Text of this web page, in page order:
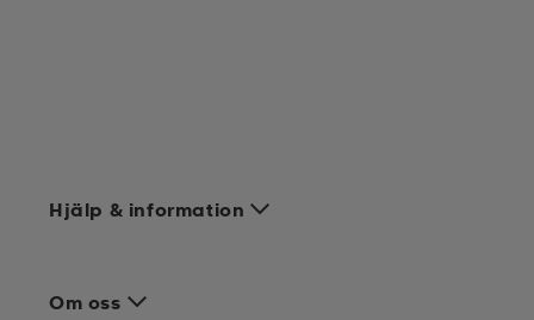
Hjälp & information
Om oss